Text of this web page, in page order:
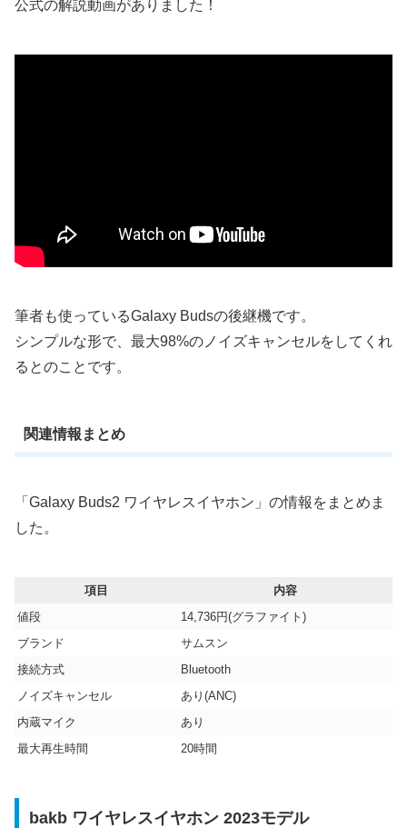
公式の解説動画がありました！
筆者も使っているGalaxy Budsの後継機です。
シンプルな形で、最大98%のノイズキャンセルをしてくれ
るとのことです。
関連情報まとめ
「Galaxy Buds2 ワイヤレスイヤホン」の情報をまとめま
した。
項目
内容
値段
14,736円(グラファイト)
ブランド
サムスン
接続方式
Bluetooth
ノイズキャンセル
あり(ANC)
内蔵マイク
あり
最大再生時間
20時間
bakb ワイヤレスイヤホン 2023モデル